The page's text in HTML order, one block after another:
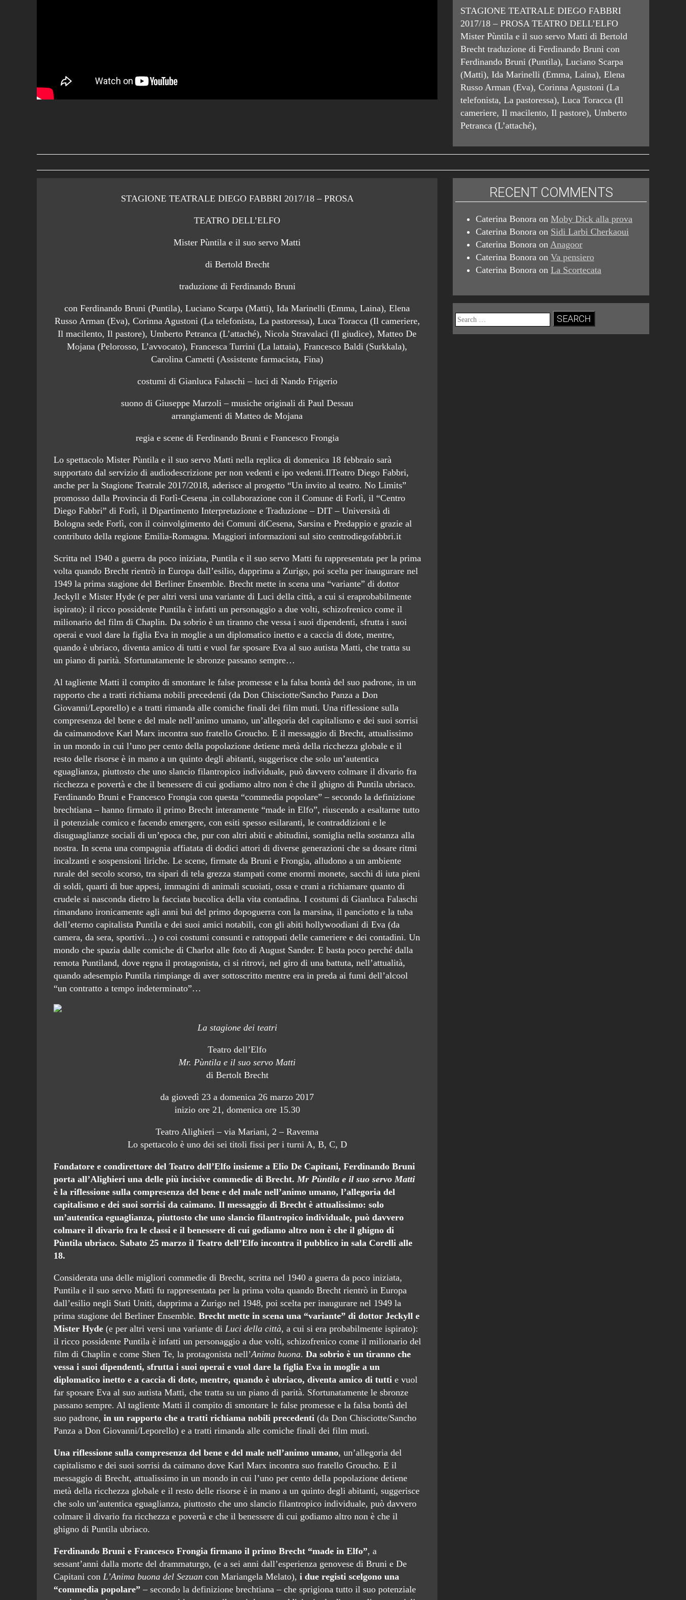
STAGIONE TEATRALE DIEGO FABBRI
2017/18 – PROSA TEATRO DELL’ELFO
Mister Pùntila e il suo servo Matti di Bertold
Brecht traduzione di Ferdinando Bruni con
Ferdinando Bruni (Puntila), Luciano Scarpa
(Matti), Ida Marinelli (Emma, Laina), Elena
Russo Arman (Eva), Corinna Agustoni (La
telefonista, La pastoressa), Luca Toracca (Il
cameriere, Il macilento, Il pastore), Umberto
Petranca (L’attaché),
STAGIONE TEATRALE DIEGO FABBRI 2017/18 – PROSA
TEATRO DELL’ELFO
Mister Pùntila e il suo servo Matti
di Bertold Brecht
traduzione di Ferdinando Bruni
con Ferdinando Bruni (Puntila), Luciano Scarpa (Matti), Ida Marinelli (Emma, Laina), Elena
Russo Arman (Eva), Corinna Agustoni (La telefonista, La pastoressa), Luca Toracca (Il cameriere,
Il macilento, Il pastore), Umberto Petranca (L’attaché), Nicola Stravalaci (Il giudice), Matteo De
Mojana (Pelorosso, L’avvocato), Francesca Turrini (La lattaia), Francesco Baldi (Surkkala),
Carolina Cametti (Assistente farmacista, Fina)
costumi di Gianluca Falaschi – luci di Nando Frigerio
suono di Giuseppe Marzoli – musiche originali di Paul Dessau
arrangiamenti di Matteo de Mojana
regia e scene di Ferdinando Bruni e Francesco Frongia
Lo spettacolo Mister Pùntila e il suo servo Matti nella replica di domenica 18 febbraio sarà
supportato dal servizio di audiodescrizione per non vedenti e ipo vedenti.IlTeatro Diego Fabbri,
anche per la Stagione Teatrale 2017/2018, aderisce al progetto “Un invito al teatro. No Limits”
promosso dalla Provincia di Forlì-Cesena ,in collaborazione con il Comune di Forlì, il “Centro
Diego Fabbri” di Forlì, il Dipartimento Interpretazione e Traduzione – DIT – Università di
Bologna sede Forlì, con il coinvolgimento dei Comuni diCesena, Sarsina e Predappio e grazie al
contributo della regione Emilia-Romagna. Maggiori informazioni sul sito centrodiegofabbri.it
Scritta nel 1940 a guerra da poco iniziata, Puntila e il suo servo Matti fu rappresentata per la prima
volta quando Brecht rientrò in Europa dall’esilio, dapprima a Zurigo, poi scelta per inaugurare nel
1949 la prima stagione del Berliner Ensemble. Brecht mette in scena una “variante” di dottor
Jeckyll e Mister Hyde (e per altri versi una variante di Luci della città, a cui si eraprobabilmente
ispirato): il ricco possidente Puntila è infatti un personaggio a due volti, schizofrenico come il
milionario del film di Chaplin. Da sobrio è un tiranno che vessa i suoi dipendenti, sfrutta i suoi
operai e vuol dare la figlia Eva in moglie a un diplomatico inetto e a caccia di dote, mentre,
quando è ubriaco, diventa amico di tutti e vuol far sposare Eva al suo autista Matti, che tratta su
un piano di parità. Sfortunatamente le sbronze passano sempre…
Al tagliente Matti il compito di smontare le false promesse e la falsa bontà del suo padrone, in un
rapporto che a tratti richiama nobili precedenti (da Don Chisciotte/Sancho Panza a Don
Giovanni/Leporello) e a tratti rimanda alle comiche finali dei film muti. Una riflessione sulla
compresenza del bene e del male nell’animo umano, un’allegoria del capitalismo e dei suoi sorrisi
da caimanodove Karl Marx incontra suo fratello Groucho. E il messaggio di Brecht, attualissimo
in un mondo in cui l’uno per cento della popolazione detiene metà della ricchezza globale e il
resto delle risorse è in mano a un quinto degli abitanti, suggerisce che solo un’autentica
eguaglianza, piuttosto che uno slancio filantropico individuale, può davvero colmare il divario fra
ricchezza e povertà e che il benessere di cui godiamo altro non è che il ghigno di Puntila ubriaco.
Ferdinando Bruni e Francesco Frongia con questa “commedia popolare” – secondo la definizione
brechtiana – hanno firmato il primo Brecht interamente “made in Elfo”, riuscendo a esaltarne tutto
il potenziale comico e facendo emergere, con esiti spesso esilaranti, le contraddizioni e le
disuguaglianze sociali di un’epoca che, pur con altri abiti e abitudini, somiglia nella sostanza alla
nostra. In scena una compagnia affiatata di dodici attori di diverse generazioni che sa dosare ritmi
incalzanti e sospensioni liriche. Le scene, firmate da Bruni e Frongia, alludono a un ambiente
rurale del secolo scorso, tra sipari di tela grezza stampati come enormi monete, sacchi di iuta pieni
di soldi, quarti di bue appesi, immagini di animali scuoiati, ossa e crani a richiamare quanto di
crudele si nasconda dietro la facciata bucolica della vita contadina. I costumi di Gianluca Falaschi
rimandano ironicamente agli anni bui del primo dopoguerra con la marsina, il panciotto e la tuba
dell’eterno capitalista Puntila e dei suoi amici notabili, con gli abiti hollywoodiani di Eva (da
camera, da sera, sportivi…) o coi costumi consunti e rattoppati delle cameriere e dei contadini. Un
mondo che spazia dalle comiche di Charlot alle foto di August Sander. E basta poco perché dalla
remota Puntiland, dove regna il protagonista, ci si ritrovi, nel giro di una battuta, nell’attualità,
quando adesempio Puntila rimpiange di aver sottoscritto mentre era in preda ai fumi dell’alcool
“un contratto a tempo indeterminato”…
La stagione dei teatri
Teatro dell’Elfo
Mr. Pùntila e il suo servo Matti
di Bertolt Brecht
da giovedì 23 a domenica 26 marzo 2017
inizio ore 21, domenica ore 15.30
Teatro Alighieri – via Mariani, 2 – Ravenna
Lo spettacolo è uno dei sei titoli fissi per i turni A, B, C, D
Fondatore e condirettore del Teatro dell’Elfo insieme a Elio De Capitani, Ferdinando Bruni
porta all’Alighieri una delle più incisive commedie di Brecht. Mr Pùntila e il suo servo Matti
è la riflessione sulla compresenza del bene e del male nell’animo umano, l’allegoria del
capitalismo e dei suoi sorrisi da caimano. Il messaggio di Brecht è attualissimo: solo
un’autentica eguaglianza, piuttosto che uno slancio filantropico individuale, può davvero
colmare il divario fra le classi e il benessere di cui godiamo altro non è che il ghigno di
Pùntila ubriaco. Sabato 25 marzo il Teatro dell’Elfo incontra il pubblico in sala Corelli alle
18.
Considerata una delle migliori commedie di Brecht, scritta nel 1940 a guerra da poco iniziata,
Puntila e il suo servo Matti fu rappresentata per la prima volta quando Brecht rientrò in Europa
dall’esilio negli Stati Uniti, dapprima a Zurigo nel 1948, poi scelta per inaugurare nel 1949 la
prima stagione del Berliner Ensemble. Brecht mette in scena una “variante” di dottor Jeckyll e
Mister Hyde(e per altri versi una variante di Luci della città, a cui si era probabilmente ispirato):
il ricco possidente Puntila è infatti un personaggio a due volti, schizofrenico come il milionario del
film di Chaplin e come Shen Te, la protagonista nell’Anima buona. Da sobrio è un tiranno che
vessa i suoi dipendenti, sfrutta i suoi operai e vuol dare la figlia Eva in moglie a un
diplomatico inetto e a caccia di dote, mentre, quando è ubriaco, diventa amico di tutti e vuol
far sposare Eva al suo autista Matti, che tratta su un piano di parità. Sfortunatamente le sbronze
passano sempre. Al tagliente Matti il compito di smontare le false promesse e la falsa bontà del
suo padrone, in un rapporto che a tratti richiama nobili precedenti (da Don Chisciotte/Sancho
Panza a Don Giovanni/Leporello) e a tratti rimanda alle comiche finali dei film muti.
Una riflessione sulla compresenza del bene e del male nell’animo umano, un’allegoria del
capitalismo e dei suoi sorrisi da caimano dove Karl Marx incontra suo fratello Groucho. E il
messaggio di Brecht, attualissimo in un mondo in cui l’uno per cento della popolazione detiene
metà della ricchezza globale e il resto delle risorse è in mano a un quinto degli abitanti, suggerisce
che solo un’autentica eguaglianza, piuttosto che uno slancio filantropico individuale, può davvero
colmare il divario fra ricchezza e povertà e che il benessere di cui godiamo altro non è che il
ghigno di Puntila ubriaco.
Ferdinando Bruni e Francesco Frongia firmano il primo Brecht “made in Elfo”, a
sessant’anni dalla morte del drammaturgo, (e a sei anni dall’esperienza genovese di Bruni e De
Capitani con L’Anima buona del Sezuan con Mariangela Melato), i due registi scelgono una
“commedia popolare” – secondo la definizione brechtiana – che sprigiona tutto il suo potenziale
RECENT COMMENTS
Caterina Bonora onMoby Dick alla prova
Caterina Bonora on Sidi Larbi Cherkaoui
Caterina Bonora onAnagoor
Caterina Bonora onVa pensiero
Caterina Bonora onLa Scortecata
Search
for: